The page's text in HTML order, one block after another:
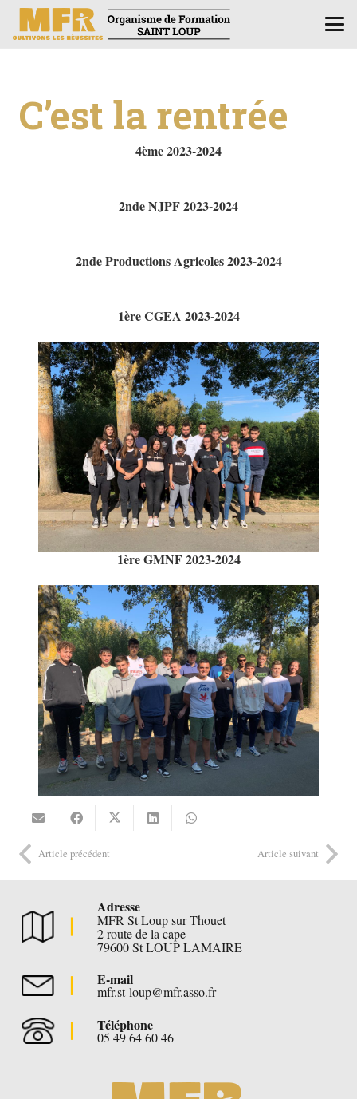
C’est la rentrée
4ème 2023-2024
2nde NJPF 2023-2024
2nde Productions Agricoles 2023-2024
1ère CGEA 2023-2024
1ère GMNF 2023-2024
Article précédent Article suivant
Adresse
MFR St Loup sur Thouet
2 route de la cape
79600 St LOUP LAMAIRE
E-mail
mfr.st-loup@mfr.asso.fr
Téléphone
05 49 64 60 46